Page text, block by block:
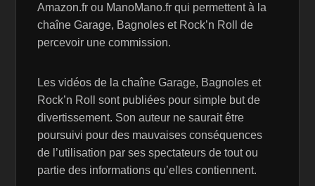
Amazon.fr ou ManoMano.fr qui permettent à la
chaîne Garage, Bagnoles et Rock’n Roll de
percevoir une commission.
Les vidéos de la chaîne Garage, Bagnoles et
Rock’n Roll sont publiées pour simple but de
divertissement. Son auteur ne saurait être
poursuivi pour des mauvaises conséquences
de l’utilisation par ses spectateurs de tout ou
partie des informations qu’elles contiennent.